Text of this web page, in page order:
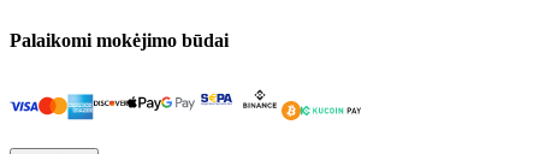
Palaikomi mokėjimo būdai